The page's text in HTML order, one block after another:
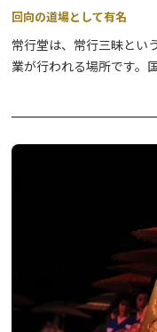
回向の道場として有名
常行堂は、常行三昧とい
業が行われる場所です。
きる大変珍しい形です。
日光の社寺周辺は通年
日光旅ナビでは渋滞回避
①日光の渋滞・混雑情報